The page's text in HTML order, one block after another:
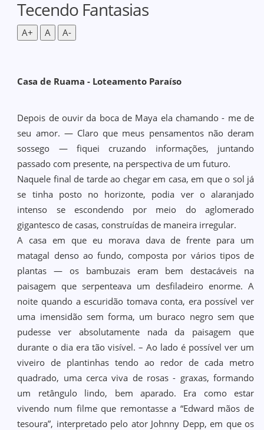
Tecendo Fantasias
A+ A A-
Casa de Ruama - Loteamento Paraíso
Depois de ouvir da boca de Maya ela chamando - me de
seu amor. — Claro que meus pensamentos não deram
sossego — fiquei cruzando informações, juntando
passado com presente, na perspectiva de um futuro.
Naquele final de tarde ao chegar em casa, em que o sol já
se tinha posto no horizonte, podia ver o alaranjado
intenso se escondendo por meio do aglomerado
gigantesco de casas, construídas de maneira irregular.
A casa em que eu morava dava de frente para um
matagal denso ao fundo, composta por vários tipos de
plantas — os bambuzais eram bem destacáveis na
paisagem que serpenteava um desfiladeiro enorme. A
noite quando a escuridão tomava conta, era possível ver
uma imensidão sem forma, um buraco negro sem que
pudesse ver absolutamente nada da paisagem que
durante o dia era tão visível. – Ao lado é possível ver um
viveiro de plantinhas tendo ao redor de cada metro
quadrado, uma cerca viva de rosas - graxas, formando
um retângulo lindo, bem aparado. Era como estar
vivendo num filme que remontasse a “Edward mãos de
tesoura”, interpretado pelo ator Johnny Depp, em que os